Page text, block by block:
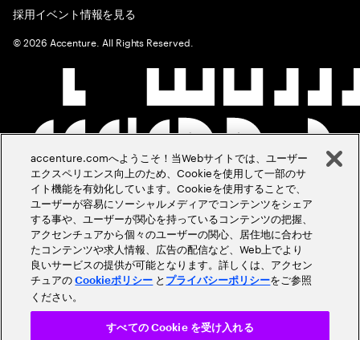
採用イベント情報を見る
©2026 Accenture. All Rights Reserved.
accenture.comへようこそ！当Webサイトでは、ユーザー
エクスペリエンス向上のため、Cookieを使用して一部のサ
イト機能を有効化しています。Cookieを使用することで、
ユーザーが容易にソーシャルメディアでコンテンツをシェア
する事や、ユーザーが関心を持っているコンテンツの把握、
アクセンチュアから個々のユーザーの関心、居住地に合わせ
たコンテンツや求人情報、広告の配信など、Web上でより
良いサービスの提供が可能となります。詳しくは、アクセン
チュアのCookieポリシー と プライバシーポリシーをご参照
ください。
すべての Cookie を受け入れる